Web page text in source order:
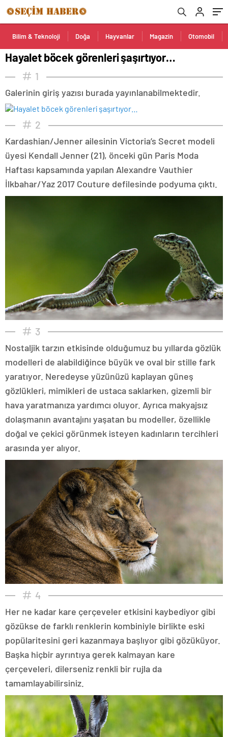
Bilim & Teknoloji Doğa Hayvanlar Magazin Otomobil
Hayalet böcek görenleri şaşırtıyor…
1
Galerinin giriş yazısı burada yayınlanabilmektedir.
2
Kardashian/Jenner ailesinin Victoria’s Secret modeli
üyesi Kendall Jenner (21), önceki gün Paris Moda
Haftası kapsamında yapılan Alexandre Vauthier
İlkbahar/Yaz 2017 Couture defilesinde podyuma çıktı.
3
Nostaljik tarzın etkisinde olduğumuz bu yıllarda gözlük
modelleri de alabildiğince büyük ve oval bir stille fark
yaratıyor. Neredeyse yüzünüzü kaplayan güneş
gözlükleri, mimikleri de ustaca saklarken, gizemli bir
hava yaratmanıza yardımcı oluyor. Ayrıca makyajsız
dolaşmanın avantajını yaşatan bu modeller, özellikle
doğal ve çekici görünmek isteyen kadınların tercihleri
arasında yer alıyor.
4
Her ne kadar kare çerçeveler etkisini kaybediyor gibi
gözükse de farklı renklerin kombiniyle birlikte eski
popülaritesini geri kazanmaya başlıyor gibi gözüküyor.
Başka hiçbir ayrıntıya gerek kalmayan kare
çerçeveleri, dilerseniz renkli bir rujla da
tamamlayabilirsiniz.